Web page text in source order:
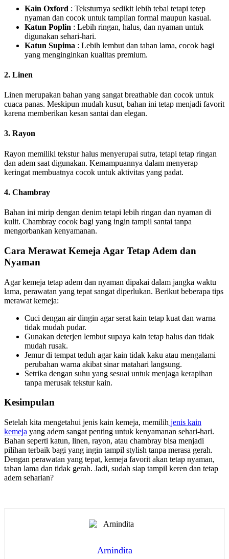
Kain Oxford : Teksturnya sedikit lebih tebal tetapi tetep
nyaman dan cocok untuk tampilan formal maupun kasual.
Katun Poplin : Lebih ringan, halus, dan nyaman untuk
digunakan sehari-hari.
Katun Supima : Lebih lembut dan tahan lama, cocok bagi
yang menginginkan kualitas premium.
2. Linen
Linen merupakan bahan yang sangat breathable dan cocok untuk
cuaca panas. Meskipun mudah kusut, bahan ini tetap menjadi favorit
karena memberikan kesan santai dan elegan.
3. Rayon
Rayon memiliki tekstur halus menyerupai sutra, tetapi tetap ringan
dan adem saat digunakan. Kemampuannya dalam menyerap
keringat membuatnya cocok untuk aktivitas yang padat.
4. Chambray
Bahan ini mirip dengan denim tetapi lebih ringan dan nyaman di
kulit. Chambray cocok bagi yang ingin tampil santai tanpa
mengorbankan kenyamanan.
Cara Merawat Kemeja Agar Tetap Adem dan
Nyaman
Agar kemeja tetap adem dan nyaman dipakai dalam jangka waktu
lama, perawatan yang tepat sangat diperlukan. Berikut beberapa tips
merawat kemeja:
Cuci dengan air dingin agar serat kain tetap kuat dan warna
tidak mudah pudar.
Gunakan deterjen lembut supaya kain tetap halus dan tidak
mudah rusak.
Jemur di tempat teduh agar kain tidak kaku atau mengalami
perubahan warna akibat sinar matahari langsung.
Setrika dengan suhu yang sesuai untuk menjaga kerapihan
tanpa merusak tekstur kain.
Kesimpulan
Setelah kita mengetahui jenis kain kemeja, memilih jenis kain
kemeja yang adem sangat penting untuk kenyamanan sehari-hari.
Bahan seperti katun, linen, rayon, atau chambray bisa menjadi
pilihan terbaik bagi yang ingin tampil stylish tanpa merasa gerah.
Dengan perawatan yang tepat, kemeja favorit akan tetap nyaman,
tahan lama dan tidak gerah. Jadi, sudah siap tampil keren dan tetap
adem seharian?
Arnindita